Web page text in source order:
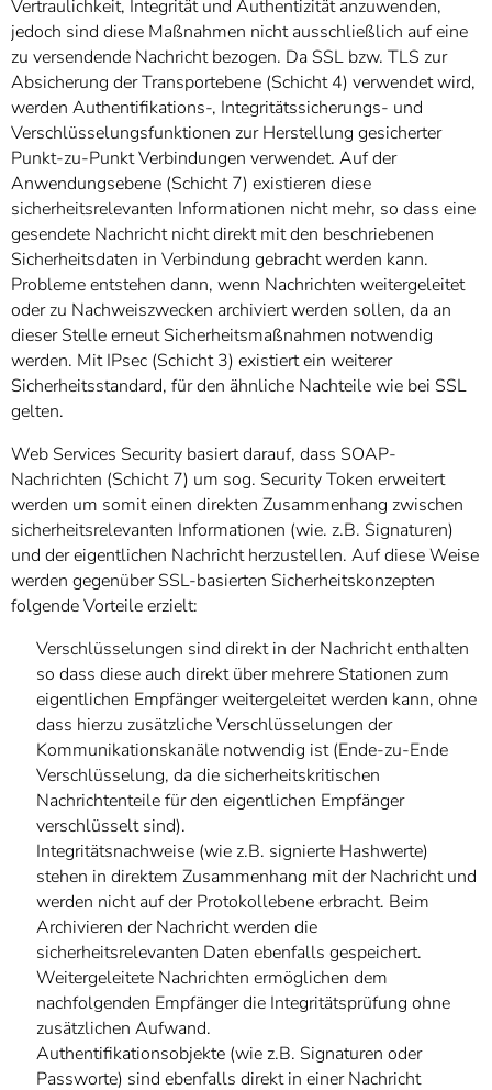
Vertraulichkeit, Integrität und Authentizität anzuwenden,
jedoch sind diese Maßnahmen nicht ausschließlich auf eine
zu versendende Nachricht bezogen. Da SSL bzw. TLS zur
Absicherung der Transportebene (Schicht 4) verwendet wird,
werden Authentifikations-, Integritätssicherungs- und
Verschlüsselungsfunktionen zur Herstellung gesicherter
Punkt-zu-Punkt Verbindungen verwendet. Auf der
Anwendungsebene (Schicht 7) existieren diese
sicherheitsrelevanten Informationen nicht mehr, so dass eine
gesendete Nachricht nicht direkt mit den beschriebenen
Sicherheitsdaten in Verbindung gebracht werden kann.
Probleme entstehen dann, wenn Nachrichten weitergeleitet
oder zu Nachweiszwecken archiviert werden sollen, da an
dieser Stelle erneut Sicherheitsmaßnahmen notwendig
werden. Mit IPsec (Schicht 3) existiert ein weiterer
Sicherheitsstandard, für den ähnliche Nachteile wie bei SSL
gelten.
Web Services Security basiert darauf, dass SOAP-
Nachrichten (Schicht 7) um sog. Security Token erweitert
werden um somit einen direkten Zusammenhang zwischen
sicherheitsrelevanten Informationen (wie. z.B. Signaturen)
und der eigentlichen Nachricht herzustellen. Auf diese Weise
werden gegenüber SSL-basierten Sicherheitskonzepten
folgende Vorteile erzielt:
Verschlüsselungen sind direkt in der Nachricht enthalten
so dass diese auch direkt über mehrere Stationen zum
eigentlichen Empfänger weitergeleitet werden kann, ohne
dass hierzu zusätzliche Verschlüsselungen der
Kommunikationskanäle notwendig ist (Ende-zu-Ende
Verschlüsselung, da die sicherheitskritischen
Nachrichtenteile für den eigentlichen Empfänger
verschlüsselt sind).
Integritätsnachweise (wie z.B. signierte Hashwerte)
stehen in direktem Zusammenhang mit der Nachricht und
werden nicht auf der Protokollebene erbracht. Beim
Archivieren der Nachricht werden die
sicherheitsrelevanten Daten ebenfalls gespeichert.
Weitergeleitete Nachrichten ermöglichen dem
nachfolgenden Empfänger die Integritätsprüfung ohne
zusätzlichen Aufwand.
Authentifikationsobjekte (wie z.B. Signaturen oder
Passworte) sind ebenfalls direkt in einer Nachricht